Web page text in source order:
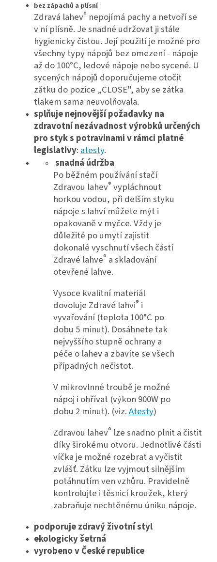
bez zápachů a plísní
Zdravá lahev® nepojímá pachy a netvoří se
v ní plísně. Je snadné udržovat ji stále
hygienicky čistou. Její použití je možné pro
všechny typy nápojů bez omezení - nápoje
až do 100°C, ledové nápoje nebo sycené. U
sycených nápojů doporučujeme otočit
zátku do pozice „CLOSE", aby se zátka
tlakem sama neuvolňovala.
splňuje nejnovější požadavky na
zdravotní nezávadnost výrobků určených
pro styk s potravinami v rámci platné
legislativy: atesty.
snadná údržba
Po běžném používání stačí
Zdravou lahev® vypláchnout
horkou vodou, při delším styku
nápoje s lahví můžete mýt i
opakovaně v myčce. Vždy je
důležité po umytí zajistit
dokonalé vyschnutí všech částí
Zdravé lahve® a skladování
otevřené lahve.
Vysoce kvalitní materiál
dovoluje Zdravé lahvi® i
vyvařování (teplota 100°C po
dobu 5 minut). Dosáhnete tak
nejvyššího stupně ochrany a
péče o lahev a zbavíte se všech
případných nečistot.
V mikrovlnné troubě je možné
nápoj i ohřívat (výkon 900W po
dobu 2 minut). (viz.Atesty)
Zdravou lahev® lze snadno plnit a čistit
díky širokému otvoru. Jednotlivé části
víčka je možné rozebrat a vyčistit
zvlášť. Zátku lze vyjmout silnějším
potáhnutím ven vzhůru. Pravidelně
kontrolujte i těsnicí kroužek, který
zabraňuje nechtěnému úniku nápoje.
podporuje zdravý životní styl
ekologicky šetrná
vyrobeno v České republice